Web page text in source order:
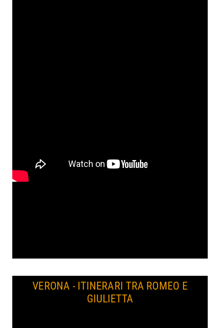
VERONA - ITINERARI TRA ROMEO E
GIULIETTA